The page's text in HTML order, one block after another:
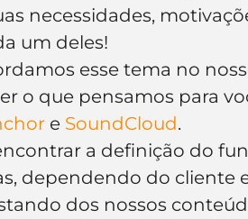
necessidades,
um deles!
esse tema no
o que pensamos para
e SoundCloud.
a definição do
dependendo do cliente
dos nossos